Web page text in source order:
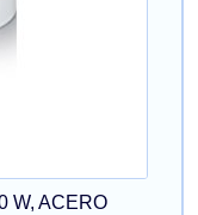
W, ACERO